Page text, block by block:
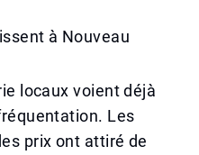
à Nouveau
locaux voient déjà
Les
prix ont attiré de